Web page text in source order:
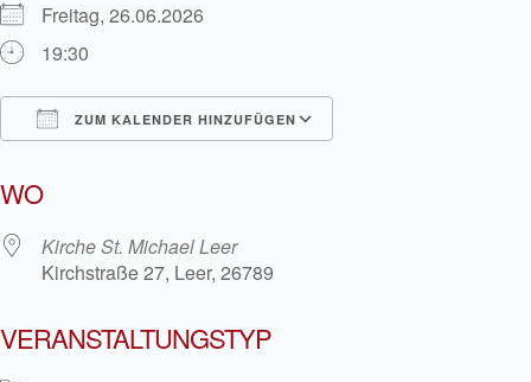
Freitag, 26.06.2026
19:30
ZUM KALENDER HINZUFÜGEN
WO
Kirche St. Michael Leer
Kirchstraße 27, Leer, 26789
VERANSTALTUNGSTYP